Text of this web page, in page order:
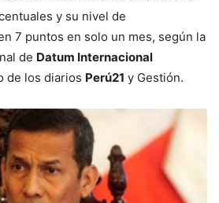
y su nivel de
7 puntos en solo un mes, según la
de Datum Internacional
de los diarios Perú21 y Gestión.